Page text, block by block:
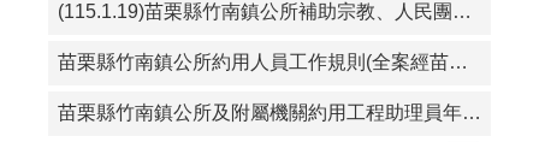
(115.1.19)苗栗縣竹南鎮公所補助宗教、人民團體活動實施要點
苗栗縣竹南鎮公所約用人員工作規則(全案經苗栗縣政府115年1月19日府勞資字第1150005614號同意備查)
苗栗縣竹南鎮公所及附屬機關約用工程助理員年終考核紀錄表